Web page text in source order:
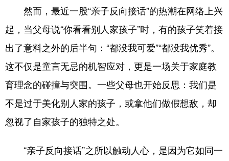
溯源中国 城市 旅游 能源
会展 彩票 娱乐 时尚
悦读 公益 书画 一带一路
亚太网 上市公司 投教基地
地方频道
政事 文旅 社会民生 山东产经
然而，最近一股“亲子反向接话”的热潮在网络上兴
起，当父母说“你看看别人家孩子”时，有的孩子笑着接
出了意料之外的后半句：“都没我可爱”“都没我优秀”。
这不仅是童言无忌的机智应对，更是一场关于家庭教
育理念的碰撞与突围。一些父母也开始反思：我们是
不是过于美化别人家的孩子，或拿他们做假想敌，却
忽视了自家孩子的独特之处。
“亲子反向接话”之所以触动人心，是因为它如同一